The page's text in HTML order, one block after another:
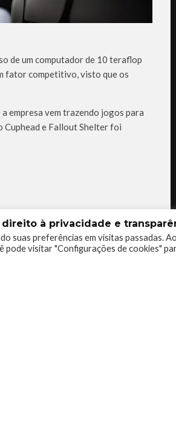
de um computador de 10 teraflop
fator competitivo, visto que os
empresa vem trazendo jogos para
Cuphead e Fallout Shelter foi
à privacidade e
suas preferências em visitas passadas.
pode visitar "Configurações de cookies"